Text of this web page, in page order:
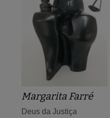
Margarita Farré
Deus da Justiça